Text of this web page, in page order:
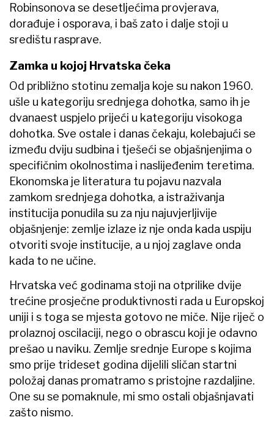
Robinsonova se desetljećima provjerava,
dorađuje i osporava, i baš zato i dalje stoji u
središtu rasprave.
Zamka u kojoj Hrvatska čeka
Od približno stotinu zemalja koje su nakon 1960.
ušle u kategoriju srednjega dohotka, samo ih je
dvanaest uspjelo prijeći u kategoriju visokoga
dohotka. Sve ostale i danas čekaju, kolebajući se
između dviju sudbina i tješeći se objašnjenjima o
specifičnim okolnostima i naslijeđenim teretima.
Ekonomska je literatura tu pojavu nazvala
zamkom srednjega dohotka, a istraživanja
institucija ponudila su za nju najuvjerljivije
objašnjenje: zemlje izlaze iz nje onda kada uspiju
otvoriti svoje institucije, a u njoj zaglave onda
kada to ne učine.
Hrvatska već godinama stoji na otprilike dvije
trećine prosječne produktivnosti rada u Europskoj
uniji i s toga se mjesta gotovo ne miče. Nije riječ o
prolaznoj oscilaciji, nego o obrascu koji je odavno
prešao u naviku. Zemlje srednje Europe s kojima
smo prije trideset godina dijelili sličan startni
položaj danas promatramo s pristojne razdaljine.
One su se pomaknule, mi smo ostali objašnjavati
zašto nismo.